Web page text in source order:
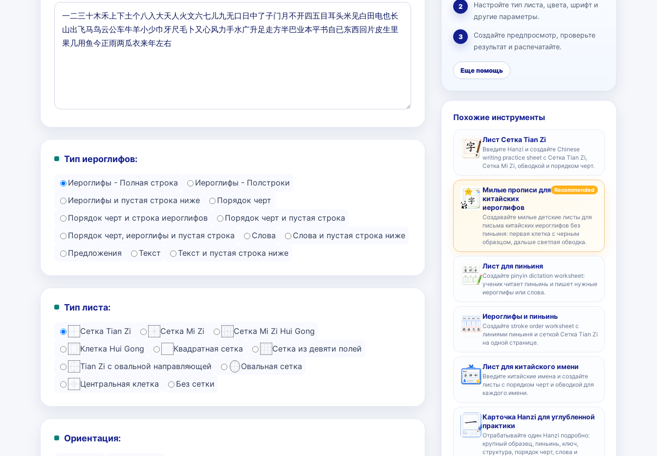
Тип иероглифов:
Иероглифы - Полная строка
Иероглифы - Полстроки
Иероглифы и пустая строка ниже
Порядок черт
Порядок черт и строка иероглифов
Порядок черт и пустая строка
Порядок черт, иероглифы и пустая строка
Слова
Слова и пустая строка ниже
Предложения
Текст Текст и пустая строка ниже
Тип листа:
Сетка Tian Zi Сетка Mi Zi
Сетка Mi Zi Hui Gong
Клетка Hui Gong
Квадратная сетка
Сетка из девяти полей
Tian Zi с овальной направляющей
Овальная сетка
Центральная клетка
Без сетки
Ориентация:
2
Настройте тип листа, цвета, шрифт и
другие параметры.
3
Создайте предпросмотр, проверьте
результат и распечатайте.
Еще помощь
Похожие инструменты
Лист Сетка Tian Zi
Введите Hanzi и создайте Chinese
writing practice sheet с Сетка Tian Zi,
Сетка Mi Zi, обводкой и порядком черт.
Милые прописи для
китайских
иероглифов
Recommended
Создавайте милые детские листы для
письма китайских иероглифов без
пиньиня: первая клетка с черным
образцом, дальше светлая обводка.
Лист для пиньиня
Создайте pinyin dictation worksheet:
ученик читает пиньинь и пишет нужные
иероглифы или слова.
Иероглифы и пиньинь
Создайте stroke order worksheet с
линиями пиньиня и сеткой Сетка Tian Zi
на одной странице.
Лист для китайского имени
Введите китайские имена и создайте
листы с порядком черт и обводкой для
каждого имени.
Карточка Hanzi для углубленной
практики
Отрабатывайте один Hanzi подробно:
крупный образец, пиньинь, ключ,
структура, порядок черт, слова и